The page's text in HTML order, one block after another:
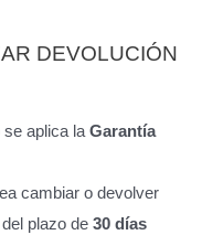
DEVOLUCIÓN
aplica la Garantía
cambiar o devolver
plazo de 30 días